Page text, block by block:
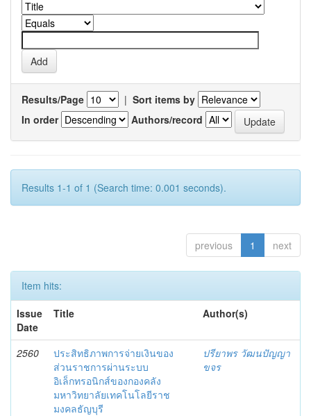
Results/Page | Sort items by
In order
Authors/record
Results 1-1 of 1 (Search time: 0.001 seconds).
previous 1 next
Item hits:
Issue
Date
Title Author(s)
2560
ประสิทธิภาพการจ่ายเงินของ
ส่วนราชการผ่านระบบ
อิเล็กทรอนิกส์ของกองคลัง
มหาวิทยาลัยเทคโนโลยีราช
มงคลธัญบุรี
ปรียาพร วัฒนปัญญา
ขจร